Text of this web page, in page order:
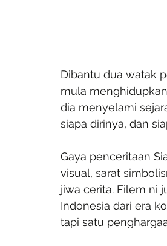
Dibantu dua watak
mula
dia menyelami
siapa dirinya, dan
Gaya penceritaan
visual, sarat
jiwa cerita. Filem ni
Indonesia dari era
tapi satu